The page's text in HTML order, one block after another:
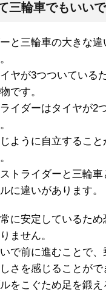
三輪車でもいい
と三輪車の大きな違
ヤが3つついている
です。
イダーはタイヤが2
ように自立すること
トライダーと三輪車
に違いがあります。
に安定しているため
ません。
で前に進むことで、
さを感じることがで
をこぐため足を鍛え